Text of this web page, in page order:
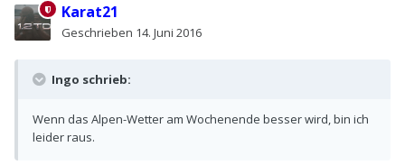
Karat21
Geschrieben 14. Juni 2016
Ingo schrieb:
Wenn das Alpen-Wetter am Wochenende besser wird, bin ich
leider raus.